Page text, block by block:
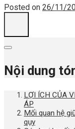
Posted on 26/11/
Nội dung
LỢI ÍCH CỦA
ÁP
Mối quan hệ
qụy